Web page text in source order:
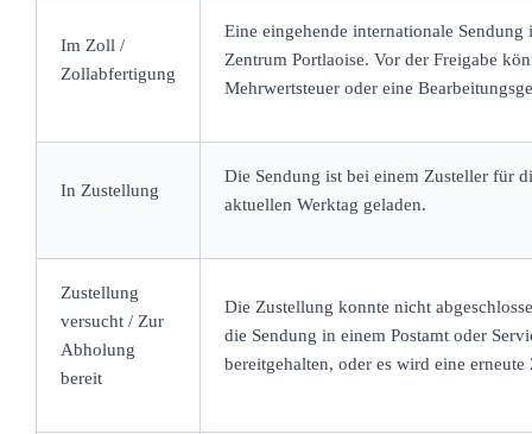
Im Zoll /
Zollabfertigung
Eine eingehende internationale
Zentrum Portlaoise. Vor der Freigabe
Mehrwertsteuer oder eine
In Zustellung
Die Sendung ist bei einem Zusteller für
aktuellen Werktag geladen.
Zustellung
versucht / Zur
Abholung
bereit
Die Zustellung konnte nicht
die Sendung in einem Postamt oder
bereitgehalten, oder es wird eine